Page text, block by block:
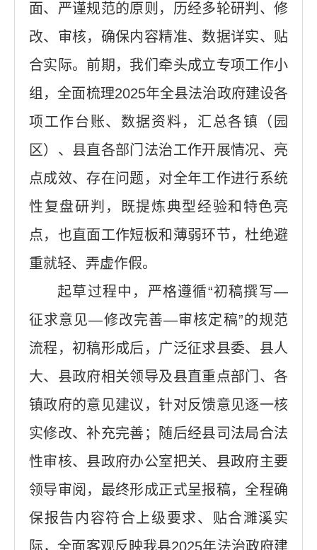
面、严谨规范的原则，历经多轮研判、修
改、审核，确保内容精准、数据详实、贴
合实际。前期，我们牵头成立专项工作小
组，全面梳理2025年全县法治政府建设各
项工作台账、数据资料，汇总各镇（园
区）、县直各部门法治工作开展情况、亮
点成效、存在问题，对全年工作进行系统
性复盘研判，既提炼典型经验和特色亮
点，也直面工作短板和薄弱环节，杜绝避
重就轻、弄虚作假。
起草过程中，严格遵循“初稿撰写—
征求意见—修改完善—审核定稿”的规范
流程，初稿形成后，广泛征求县委、县人
大、县政府相关领导及县直重点部门、各
镇政府的意见建议，针对反馈意见逐一核
实修改、补充完善；随后经县司法局合法
性审核、县政府办公室把关、县政府主要
领导审阅，最终形成正式呈报稿，全程确
保报告内容符合上级要求、贴合濉溪实
际，全面客观反映我县2025年法治政府建